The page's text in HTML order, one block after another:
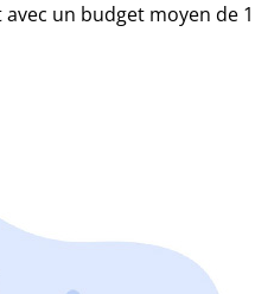
un budget moyen de